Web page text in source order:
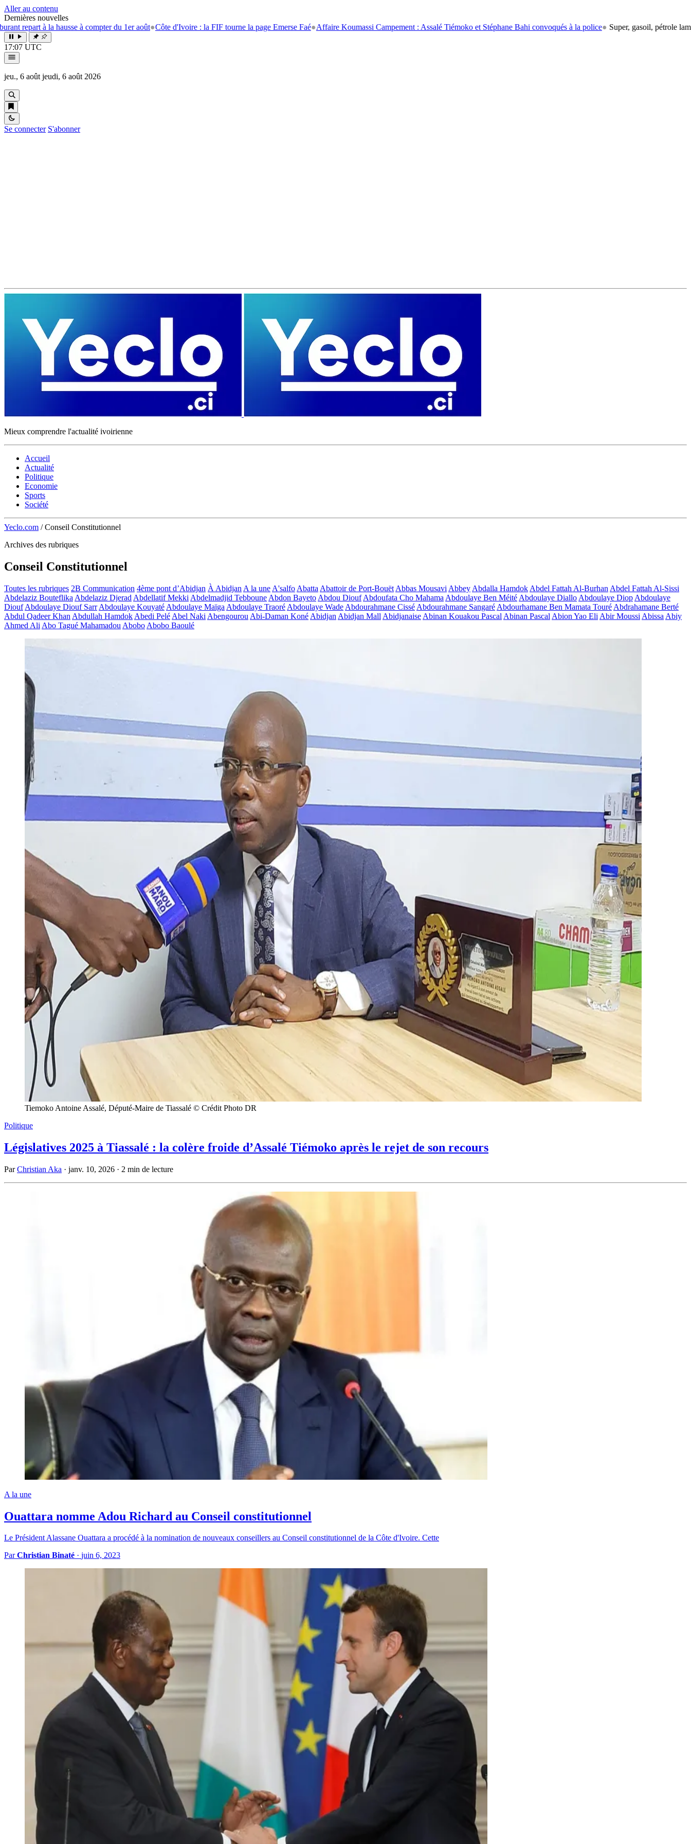
Aller au contenu
Dernières nouvelles
à la hausse à compter du 1er août● Côte d'Ivoire : la FIF tourne la page Emerse Faé●Affaire Koumassi Campement : Assalé Tiémoko et Stéphane Bahi convoqués à la police● Super, gasoil, pétrole lampant: le
17:07 UTC
jeu., 6 août jeudi, 6 août 2026
Se connecter S'abonner
Mieux comprendre l'actualité ivoirienne
Accueil
Actualité
Politique
Economie
Sports
Société
Yeclo.com / Conseil Constitutionnel
Archives des rubriques
Conseil Constitutionnel
Toutes les rubriques 2B Communication 4ème pont d’Abidjan À Abidjan A la une A'salfo Abatta Abattoir de Port-Bouët Abbas Mousavi Abbey Abdalla Hamdok Abdel Fattah Al-Burhan Abdel Fattah Al-Sissi
Abdelaziz Bouteflika Abdelaziz Djerad Abdellatif Mekki Abdelmadjid Tebboune Abdon Bayeto Abdou Diouf Abdoufata Cho Mahama Abdoulaye Ben Méité Abdoulaye Diallo Abdoulaye Diop Abdoulaye
Diouf Abdoulaye Diouf Sarr Abdoulaye Kouyaté Abdoulaye Maïga Abdoulaye Traoré Abdoulaye Wade Abdourahmane Cissé Abdourahmane Sangaré Abdourhamane Ben Mamata Touré Abdrahamane Berté
Abdul Qadeer Khan Abdullah Hamdok Abedi Pelé Abel Naki Abengourou Abi-Daman Koné Abidjan Abidjan Mall Abidjanaise Abinan Kouakou Pascal Abinan Pascal Abion Yao Eli Abir Moussi Abissa Abiy
Ahmed Ali Abo Tagué Mahamadou Abobo Abobo Baoulé
Tiemoko Antoine Assalé, Député-Maire de Tiassalé © Crédit Photo DR
Politique
Législatives 2025 à Tiassalé : la colère froide d’Assalé Tiémoko après le rejet de son recours
ParChristian Aka · janv. 10, 2026 · 2 min de lecture
A la une
Ouattara nomme Adou Richard au Conseil constitutionnel
Le Président Alassane Ouattara a procédé à la nomination de nouveaux conseillers au Conseil constitutionnel de la Côte d'Ivoire. Cette
ParChristian Binaté · juin 6, 2023